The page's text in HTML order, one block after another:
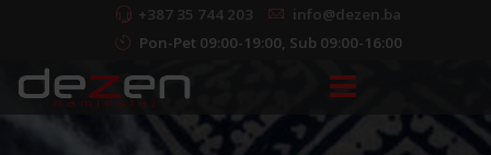
+387 35 744 203
info@dezen.ba
Pon-Pet 09:00-19:00, Sub 09:00-16:00